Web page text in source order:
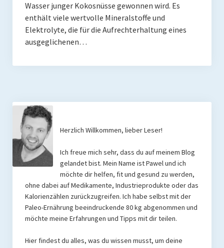
Paleo Fitness
Freeletics
Rezepte
Brainfood
Fermente
Fisch & Meeresfrüchte
Fleisch und Geflügel
Frühstück
Gemüse
Wasser junger Kokosnüsse gewonnen wird. Es
enthält viele wertvolle Mineralstoffe und
Elektrolyte, die für die Aufrechterhaltung eines
ausgeglichenen…
Herzlich Willkommen, lieber Leser!
Ich freue mich sehr, dass du auf meinem Blog
gelandet bist. Mein Name ist Pawel und ich
möchte dir helfen, fit und gesund zu werden,
ohne dabei auf Medikamente, Industrieprodukte oder das
Kalorienzählen zurückzugreifen. Ich habe selbst mit der
Paleo-Ernährung beeindruckende 80 kg abgenommen und
möchte meine Erfahrungen und Tipps mit dir teilen.
Hier findest du alles, was du wissen musst, um deine